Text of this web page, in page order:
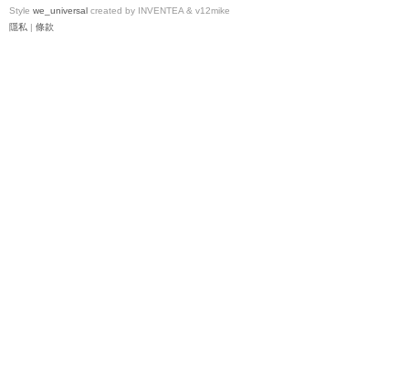
Style we_universal created by INVENTEA & v12mike
隱私 | 條款